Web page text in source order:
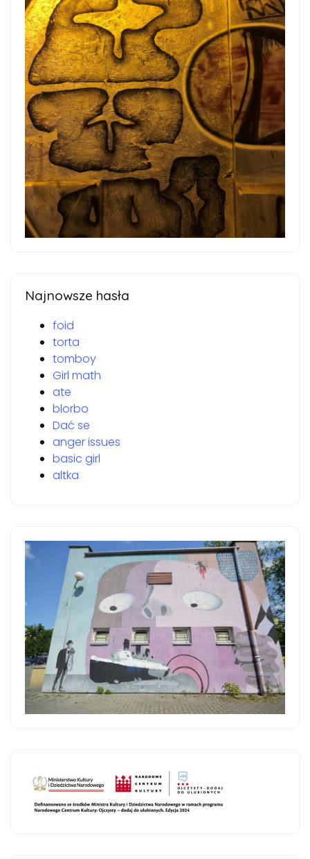
Najnowsze hasła
foid
torta
tomboy
Girl math
ate
blorbo
Dać se
anger issues
basic girl
altka